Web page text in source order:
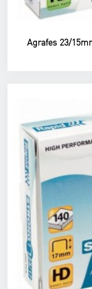
Agrafes 23/